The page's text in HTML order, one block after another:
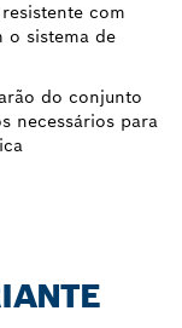
com
o sistema de
do conjunto
necessários para